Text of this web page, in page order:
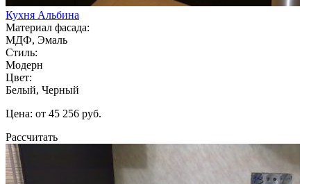
Кухня Альбина
Материал фасада:
МДФ, Эмаль
Стиль:
Модерн
Цвет:
Белый, Черный
Цена: от 45 256 руб.
Рассчитать